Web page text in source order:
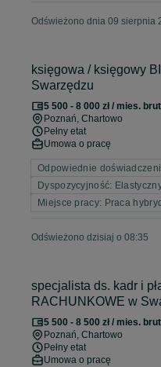
Odświeżono dnia 09 sierpnia
księgowa / księgowy BIURO RACHUNKOWE w
Swarzędzu
5 500 - 8 000 zł / mies.
Poznań, Chartowo
Pełny etat
Umowa o pracę
Odpowiednie
Dyspozycyjność:
Miejsce pracy: Praca
Odświeżono dzisiaj o 08:35
specjalista ds. kadr i
RACHUNKOWE w
5 500 - 8 500 zł / mies.
Poznań, Chartowo
Pełny etat
Umowa o pracę